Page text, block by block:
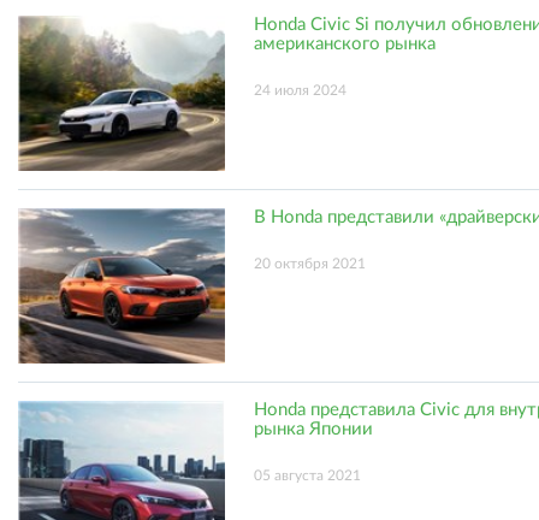
Honda Civic Si получил
американского рынка
24 июля 2024
В Honda представили
20 октября 2021
Honda представила Civic для
рынка Японии
05 августа 2021